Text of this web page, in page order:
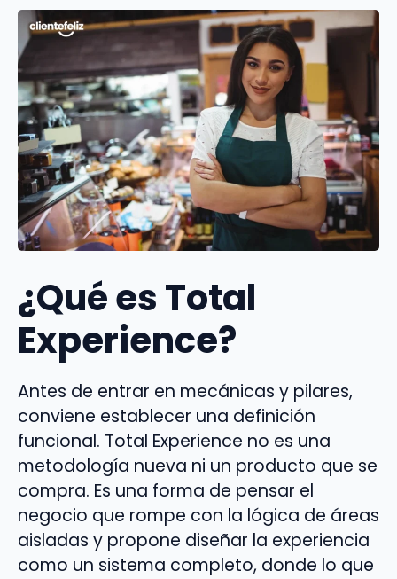
¿Qué es Total
Experience?
Antes de entrar en mecánicas y pilares,
conviene establecer una definición
funcional. Total Experience no es una
metodología nueva ni un producto que se
compra. Es una forma de pensar el
negocio que rompe con la lógica de áreas
aisladas y propone diseñar la experiencia
como un sistema completo, donde lo que